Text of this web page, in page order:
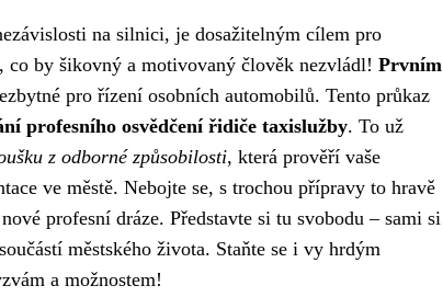
na silnici, je dosažitelným cílem pro
by šikovný a motivovaný člověk nezvládl! Prvním
pro řízení osobních automobilů. Tento průkaz
profesního osvědčení řidiče taxislužby. To už
z odborné způsobilosti, která prověří vaše
ve městě. Nebojte se, s trochou přípravy to hravě
profesní dráze. Představte si tu svobodu – sami si
městského života. Staňte se i vy hrdým
a možnostem!